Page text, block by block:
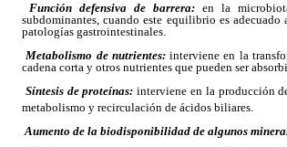
 Función defensiva de barrera: en la
subdominantes, cuando este equilibrio es
patologías gastrointestinales.
 Metabolismo de nutrientes:interviene en la
cadena corta y otros nutrientes que pueden ser
 Síntesis de proteínas:interviene en la producción
metabolismo y recirculación de ácidos biliares.
 Aumento de la biodisponibilidad de algunos